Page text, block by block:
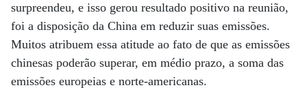
surpreendeu, e isso gerou resultado positivo na reunião,
foi a disposição da China em reduzir suas emissões.
Muitos atribuem essa atitude ao fato de que as emissões
chinesas poderão superar, em médio prazo, a soma das
emissões europeias e norte-americanas.